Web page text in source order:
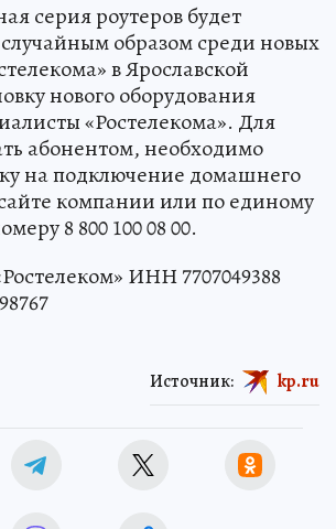
серия роутеров будет
образом среди новых
в Ярославской
нового оборудования
«Ростелекома». Для
абонентом, необходимо
на подключение домашнего
компании или по единому
8 800 100 08 00.
ИНН 7707049388
Источник: kp.ru